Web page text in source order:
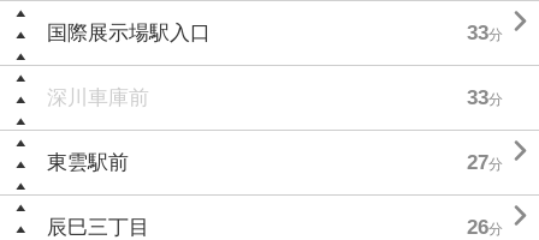
国際展示場駅入口 33分 
深川車庫前 33分
東雲駅前 27分 
辰巳三丁目 26分 